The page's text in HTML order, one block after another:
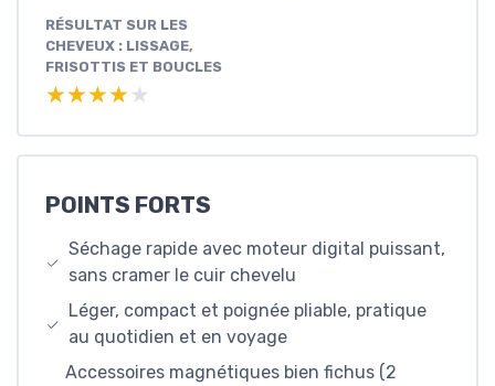
RÉSULTAT SUR LES
CHEVEUX : LISSAGE,
FRISOTTIS ET BOUCLES
★★★★★
★★★★★
POINTS FORTS
Séchage rapide avec moteur digital puissant,
sans cramer le cuir chevelu
Léger, compact et poignée pliable, pratique
au quotidien et en voyage
Accessoires magnétiques bien fichus (2